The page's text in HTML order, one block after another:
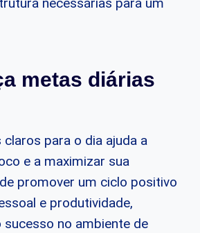
metas diárias
para o dia ajuda a
e a maximizar sua
promover um ciclo positivo
e produtividade,
sucesso no ambiente de